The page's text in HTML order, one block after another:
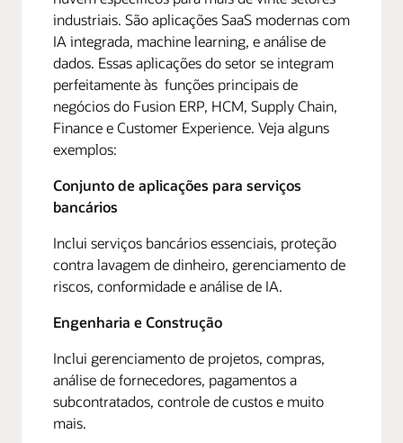
industriais. São aplicações SaaS modernas com
IA integrada, machine learning, e análise de
dados. Essas aplicações do setor se integram
perfeitamente às funções principais de
negócios do Fusion ERP, HCM, Supply Chain,
Finance e Customer Experience. Veja alguns
exemplos:
Conjunto de aplicações para serviços
bancários
Inclui serviços bancários essenciais, proteção
contra lavagem de dinheiro, gerenciamento de
riscos, conformidade e análise de IA.
Engenharia e Construção
Inclui gerenciamento de projetos, compras,
análise de fornecedores, pagamentos a
subcontratados, controle de custos e muito
mais.